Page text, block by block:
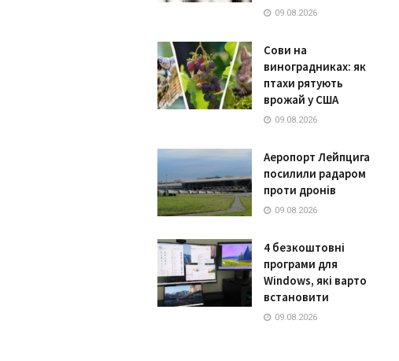
09.08.2026
Сови на
виноградниках: як
птахи рятують
врожай у США
09.08.2026
Аеропорт Лейпцига
посилили радаром
проти дронів
09.08.2026
4 безкоштовні
програми для
Windows, які варто
встановити
09.08.2026